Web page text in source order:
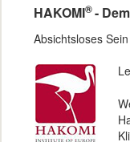
HAKOMI®-
Absichtsloses